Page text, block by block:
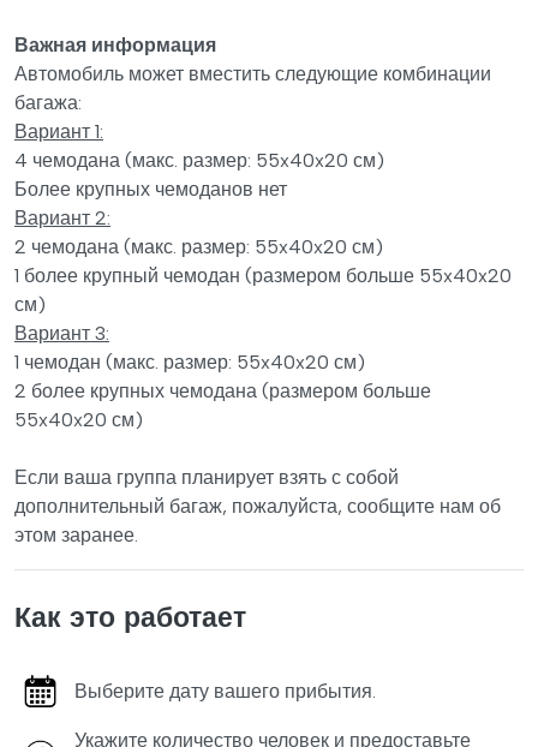
Важная информация
Автомобиль может вместить следующие комбинации
багажа:
Вариант 1:
4 чемодана (макс. размер: 55x40x20 см)
Более крупных чемоданов нет
Вариант 2:
2 чемодана (макс. размер: 55x40x20 см)
1 более крупный чемодан (размером больше 55x40x20
см)
Вариант 3:
1 чемодан (макс. размер: 55x40x20 см)
2 более крупных чемодана (размером больше
55x40x20 см)
Если ваша группа планирует взять с собой
дополнительный багаж, пожалуйста, сообщите нам об
этом заранее.
Как это работает
Выберите дату вашего прибытия.
Укажите количество человек и предоставьте